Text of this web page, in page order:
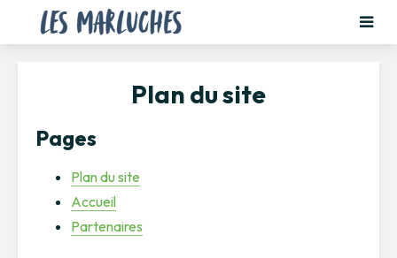
Plan du site
Pages
Plan du site
Accueil
Partenaires